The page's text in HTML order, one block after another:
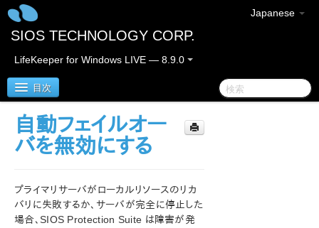
Japanese
SIOS TECHNOLOGY CORP.
LifeKeeper for Windows LIVE — 8.9.0
目次
LifeKeeper for Windows
LifeKeeper for Windows クイックスタートガイド
自動フェイルオー
バを無効にする
プライマリサーバがローカルリソースのリカ
バリに失敗するか、サーバが完全に停止した
場合、SIOS Protection Suite は障害が発